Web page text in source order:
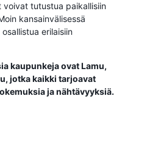
voivat tutustua paikallisiin
kansainvälisessä
erilaisiin
kaupunkeja ovat Lamu,
jotka kaikki tarjoavat
ja nähtävyyksiä.